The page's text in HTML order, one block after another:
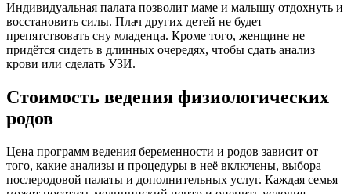
Индивидуальная палата позволит маме и малышу отдохнуть и
восстановить силы. Плач других детей не будет
препятствовать сну младенца. Кроме того, женщине не
придётся сидеть в длинных очередях, чтобы сдать анализ
крови или сделать УЗИ.
Стоимость ведения физиологических
родов
Цена программ ведения беременности и родов зависит от
того, какие анализы и процедуры в неё включены, выбора
послеродовой палаты и дополнительных услуг. Каждая семья